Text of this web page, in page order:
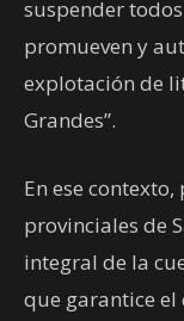
suspender
promueven y
explotación de
Grandes”.
En ese
provinciales de
integral de la
que garantice